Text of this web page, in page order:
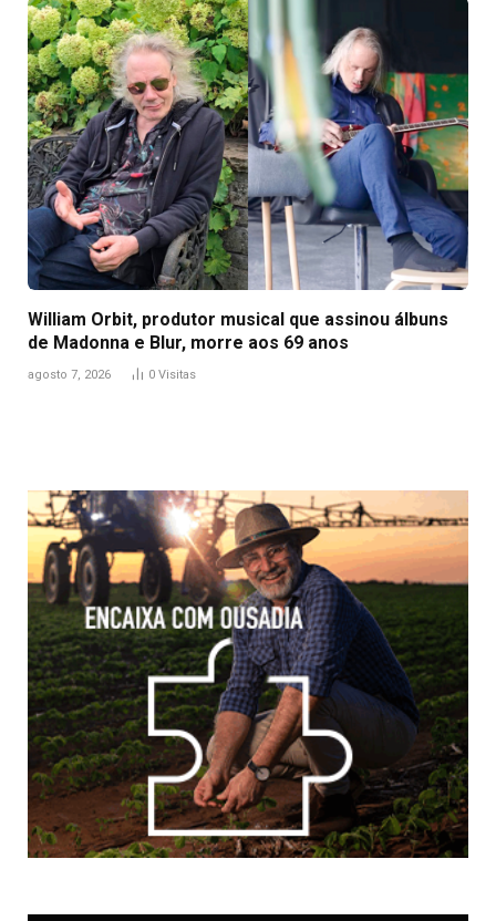
William Orbit, produtor musical que assinou álbuns
de Madonna e Blur, morre aos 69 anos
agosto 7, 2026 0 Visitas